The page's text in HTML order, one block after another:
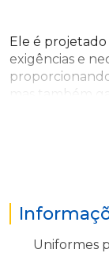
Ele é
exigências e
mas também
Uniforme
série de
uma imagem
Uniformes